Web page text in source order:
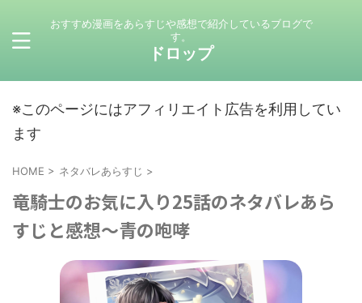
おすすめ漫画をあらすじや感想で紹介しているブログで
す。
ドロップ
※このページにはアフィリエイト広告を利用してい
ます
HOME > ネタバレあらすじ >
竜騎士のお気に入り25話のネタバレあら
すじと感想～青の咆哮